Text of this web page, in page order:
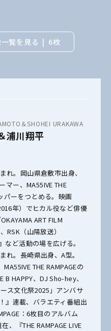
覧を見る 6枚
＆SHOHEI URAKAWA
浦川翔平
。岡山県倉敷市出身、
マー、MA55IVE THE
パーをつとめる。映画
年）でヒカル役など俳優
ART FILM
RSK（山陽放送）
など活動の場を広げる。
。長崎県出身、A型。
THE RAMPAGEの
B HAPPY、DJ Sho-hey、
ス文化祭2025」アンバサ
』連載、バラエティ番組出
：6枚目のアルバム
、『THE RAMPAGE LIVE